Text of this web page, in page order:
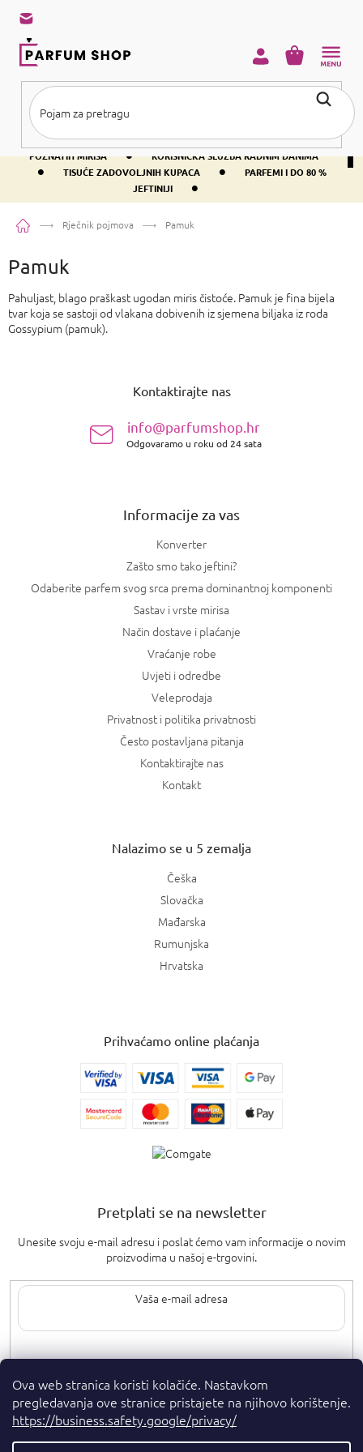
Ova web stranica koristi kolačiće. Nastavkom
pregledavanja ove stranice pristajete na njihovo korištenje.
https://business.safety.google/privacy/
sadržaj
BESPLATNA DOSTAVA IZNAD PRIBLIŽNO 37 € •
400+ SVJETSKI
POZNATIH MIRISA
• KORISNIČKA SLUŽBA RADNIM DANIMA
• TISUĆE ZADOVOLJNIH KUPACA •
PARFEMI I DO 80 %
JEFTINIJI
•
KOŠARICA
PočetnaRječnik pojmova Pamuk
Pamuk
Pahuljast, blago praškast ugodan miris čistoće. Pamuk je fina bijela
tvar koja se sastoji od vlakana dobivenih iz sjemena biljaka iz roda
Gossypium (pamuk).
Kontaktirajte nas
info@parfumshop.hr
Odgovaramo u roku od 24 sata
Informacije za vas
Konverter
Zašto smo tako jeftini?
Odaberite parfem svog srca prema dominantnoj komponenti
Sastav i vrste mirisa
Način dostave i plaćanje
Vraćanje robe
Uvjeti i odredbe
Veleprodaja
Privatnost i politika privatnosti
Često postavljana pitanja
Kontaktirajte nas
Kontakt
Nalazimo se u 5 zemalja
Češka
Slovačka
Mađarska
Rumunjska
Hrvatska
Prihvaćamo online plaćanja
Pretplati se na newsletter
Unesite svoju e-mail adresu i poslat ćemo vam informacije o novim
proizvodima u našoj e-trgovini.
Upisom svoje e-pošte pristajete nauvjete privatnosti.